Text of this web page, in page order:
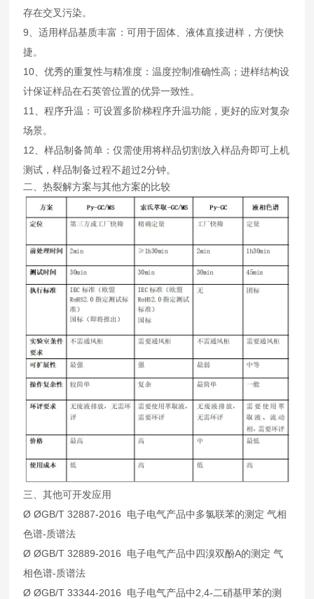
存在交叉污染。
9、适用样品基质丰富：可用于固体、液体直接进样，方便快
捷。
10、优秀的重复性与精准度：温度控制准确性高；进样结构设
计保证样品在石英管位置的优异一致性。
11、程序升温：可设置多阶梯程序升温功能，更好的应对复杂
场景。
12、样品制备简单：仅需使用将样品切割放入样品舟即可上机
测试，样品制备过程不超过2分钟。
二、热裂解方案与其他方案的比较
三、其他可开发应用
Ø ØGB/T 32887-2016 电子电气产品中多氯联苯的测定 气相
色谱-质谱法
Ø ØGB/T 32889-2016 电子电气产品中四溴双酚A的测定 气
相色谱-质谱法
Ø ØGB/T 33344-2016 电子电气产品中2,4-二硝基甲苯的测